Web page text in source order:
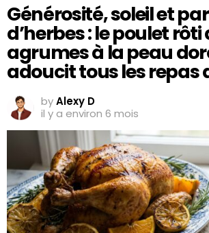
Générosité, soleil et
d’herbes : le poulet rôti
agrumes à la peau
adoucit tous les repas
byAlexy D
il y a environ 6 mois